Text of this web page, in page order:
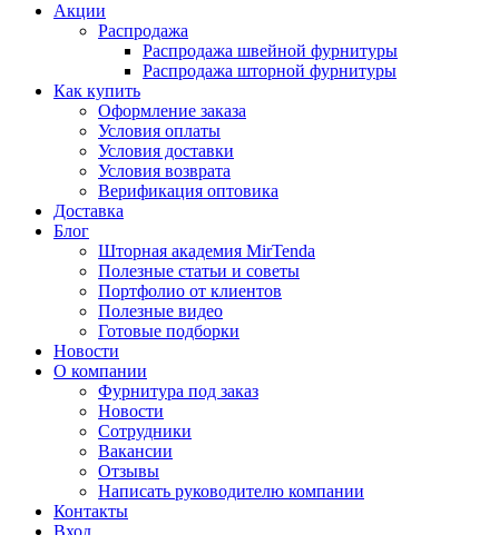
Акции
Распродажа
Распродажа швейной фурнитуры
Распродажа шторной фурнитуры
Как купить
Оформление заказа
Условия оплаты
Условия доставки
Условия возврата
Верификация оптовика
Доставка
Блог
Шторная академия MirTenda
Полезные статьи и советы
Портфолио от клиентов
Полезные видео
Готовые подборки
Новости
О компании
Фурнитура под заказ
Новости
Сотрудники
Вакансии
Отзывы
Написать руководителю компании
Контакты
Вход